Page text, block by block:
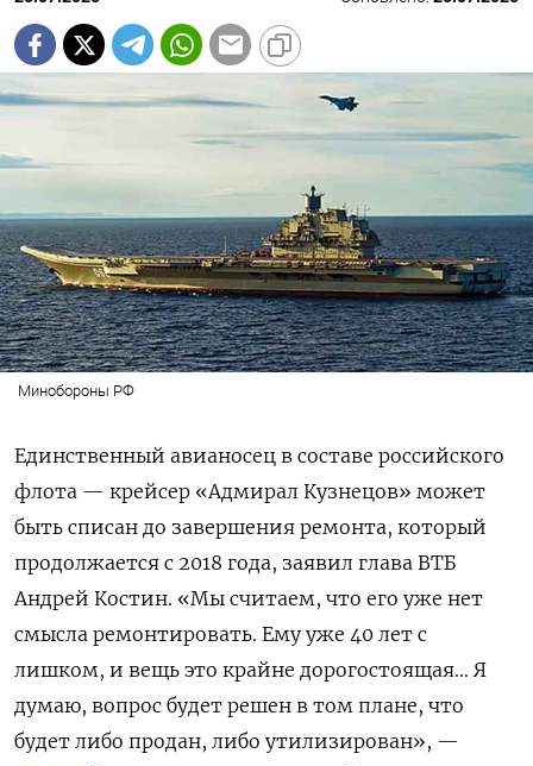
Минобороны РФ
Единственный авианосец в составе российского
флота — крейсер «Адмирал Кузнецов» может
быть списан до завершения ремонта, который
продолжается с 2018 года, заявил глава ВТБ
Андрей Костин. «Мы считаем, что его уже нет
смысла ремонтировать. Ему уже 40 лет с
лишком, и вещь это крайне дорогостоящая… Я
думаю, вопрос будет решен в том плане, что
будет либо продан, либо утилизирован», —